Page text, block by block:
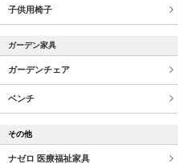
子供用椅子
ガーデン家具
ガーデンチェア
ベンチ
その他
ナゼロ 医療福祉家具